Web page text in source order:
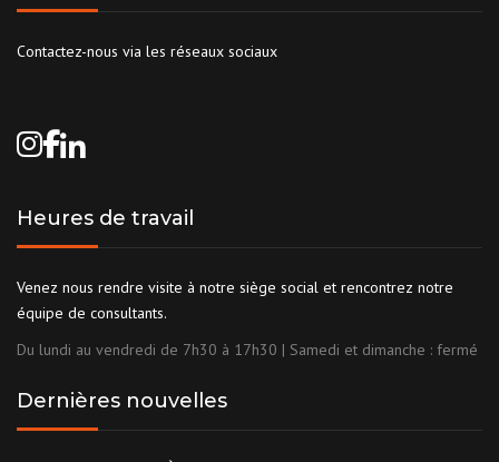
Contactez-nous via les réseaux sociaux
Heures de travail
Venez nous rendre visite à notre siège social et rencontrez notre
équipe de consultants.
Du lundi au vendredi de 7h30 à 17h30 | Samedi et dimanche : fermé
Dernières nouvelles